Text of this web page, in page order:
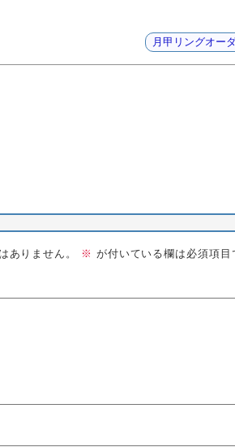
月甲リングオー
ありません。 ※ が付いている欄は必須項目